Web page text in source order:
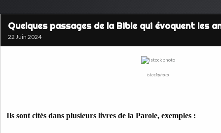
Quelques passages de la Bible qui évoquent les
22 Juin 2024
istockphoto
Ils sont cités dans plusieurs livres de la Parole, exemples :